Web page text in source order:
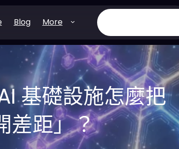
Blog More
搜
尋
基礎設施怎麼把
差距」？